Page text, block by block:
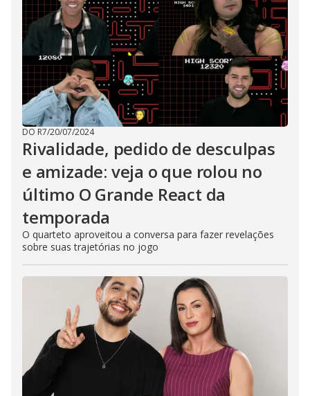
DO R7/20/07/2024
Rivalidade, pedido de desculpas
e amizade: veja o que rolou no
último O Grande React da
temporada
O quarteto aproveitou a conversa para fazer revelações
sobre suas trajetórias no jogo